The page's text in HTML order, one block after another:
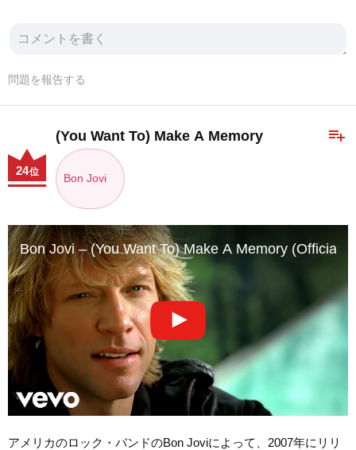
問題を報告する
playlist_add
(You Want To) Make A Memory
Bon Jovi
24位
Bon Jovi – (You Want To) Make A Memory (Official
アメリカのロック・バンドのBon Joviによって、2007年にリリ